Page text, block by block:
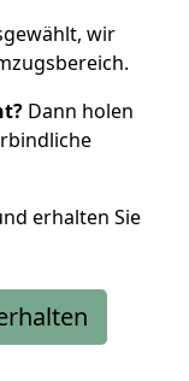
wir
Dann holen
erhalten Sie